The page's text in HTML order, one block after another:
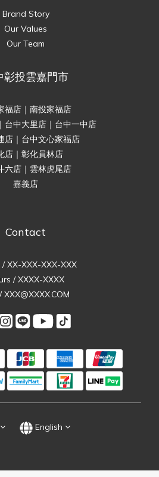
Brand Story
Our Values
Our Team
彰投雲嘉門市
福店｜南投家福店
台中大里店｜台中一中店
店｜台中文心家福店
店｜彰化員林店
六店｜雲林虎尾店
嘉義店
Contact
XX-XXX-XXX-XXX
/ XXXX-XXXX
XXX@XXXX.COM
English